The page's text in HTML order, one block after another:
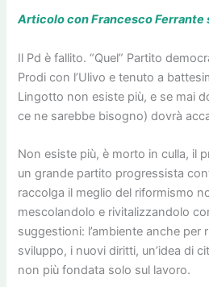
Articolo con Francesco Ferrante
Il Pd è fallito. “Quel” Partito
Prodi con l’Ulivo e tenuto a
Lingotto non esiste più, e se mai
ce ne sarebbe bisogno) dovrà
Non esiste più, è morto in culla, il
un grande partito progressista
raccolga il meglio del riformismo
mescolandolo e rivitalizzandolo
suggestioni: l’ambiente anche per
sviluppo, i nuovi diritti, un’idea di
non più fondata solo sul lavoro.